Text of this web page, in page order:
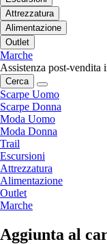
Attrezzatura
Alimentazione
Outlet
Marche
Assistenza post-vendita
Cerca
Scarpe Uomo
Scarpe Donna
Moda Uomo
Moda Donna
Trail
Escursioni
Attrezzatura
Alimentazione
Outlet
Marche
Aggiunta al